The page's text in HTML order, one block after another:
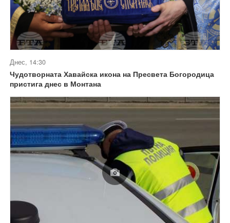
Днес, 14:30
Чудотворната Хавайска икона на Пресвета Богородица
пристига днес в Монтана